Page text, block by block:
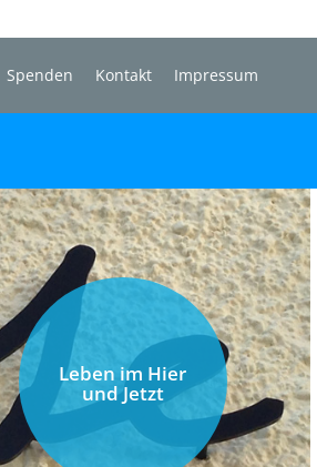
Spenden Kontakt Impressum
Leben im Hier
und Jetzt